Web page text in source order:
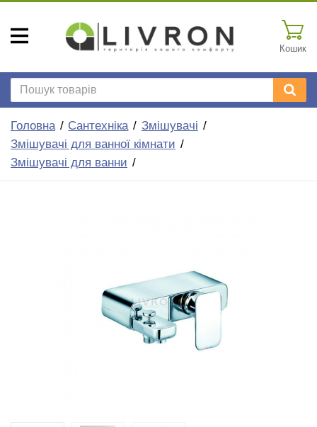
Кошик
Головна Сантехніка
Змішувачі
Змішувачі для ванної кімнати
Змішувачі для ванни